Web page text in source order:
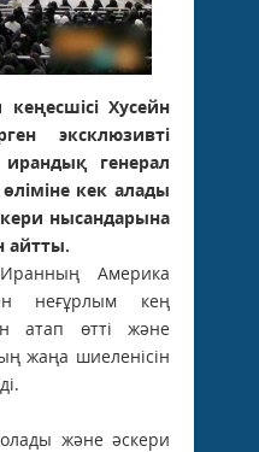
Хусейн
эксклюзивті
ирандық генерал
кек алады
нысандарына
айтты.
Америка
неғұрлым кең
атап өтті және
жаңа шиеленісін
және әскери